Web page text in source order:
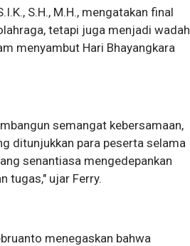
S.H., M.H., mengatakan final
tetapi juga menjadi wadah
menyambut Hari Bhayangkara
semangat kebersamaan,
ditunjukkan para peserta selama
senantiasa mengedepankan
tugas," ujar Ferry.
menegaskan bahwa